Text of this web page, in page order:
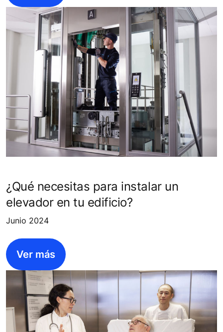
¿Qué necesitas para instalar un
elevador en tu edificio?
Junio 2024
Ver más